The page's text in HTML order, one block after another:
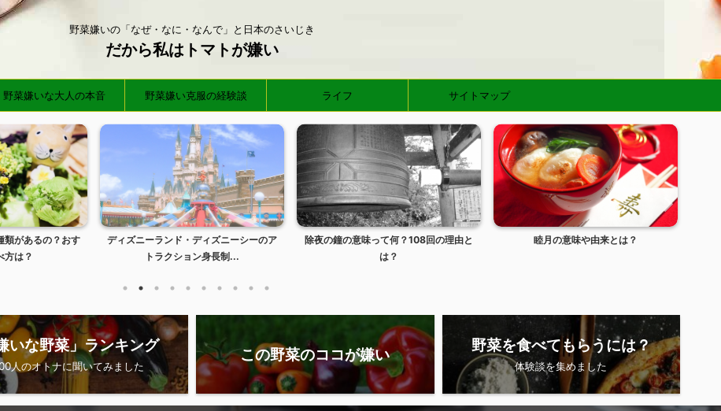
野菜嫌いの「なぜ・なに・なんで」と日本のさいじき
だから私はトマトが嫌い
野菜嫌いな大人の本音 野菜嫌い克服の経験談 ライフ サイトマップ
ィズニーシーのア
身長制...
除夜の鐘の意味って何？108回の理由と
は？
睦月の意味や由来とは？
FAXの送り方とは？正しいビジネスマナ
いな野菜」ランキング
人のオトナに聞いてみました
この野菜のココが嫌い 野菜を食べてもらうには？
体験談を集めました